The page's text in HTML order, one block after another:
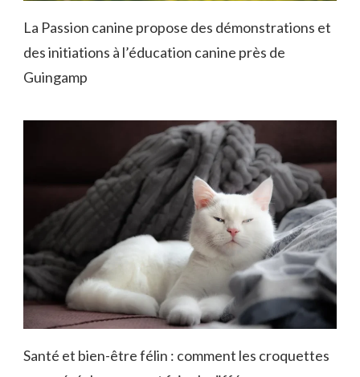
La Passion canine propose des démonstrations et
des initiations à l’éducation canine près de
Guingamp
Santé et bien-être félin : comment les croquettes